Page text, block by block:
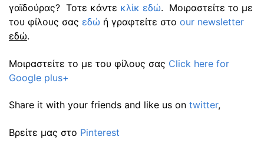
γαϊδούρας? Τοτε κάντε κλίκ εδώ. Μοιραστείτε το με
του φίλους σας εδώ ή γραφτείτε στο our newsletter
εδώ.
Μοιραστείτε το με του φίλους σας Click here for
Google plus+
Share it with your friends and like us on twitter,
Βρείτε μας στο Pinterest